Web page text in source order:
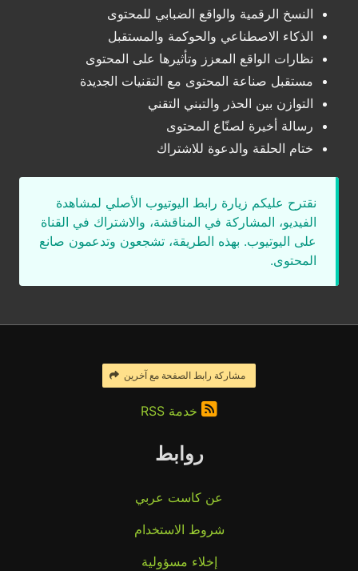
النسخ الرقمية والواقع الضبابي للمحتوى
الذكاء الاصطناعي والحوكمة والمستقبل
نظارات الواقع المعزز وتأثيرها على المحتوى
مستقبل صناعة المحتوى مع التقنيات الجديدة
التوازن بين الحذر والتبني التقني
رسالة أخيرة لصنّاع المحتوى
ختام الحلقة والدعوة للاشتراك
نقترح عليكم زيارة رابط اليوتيوب الأصلي لمشاهدة
الفيديو، المشاركة في المناقشة، والاشتراك في القناة
على اليوتيوب. بهذه الطريقة، تشجعون وتدعمون صانع
المحتوى.
مشاركة رابط الصفحة مع آخرين
خدمة RSS
روابط
عن كاست عربي
شروط الاستخدام
إخلاء مسؤولية